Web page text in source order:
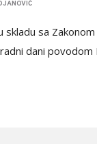
skladu sa
dani